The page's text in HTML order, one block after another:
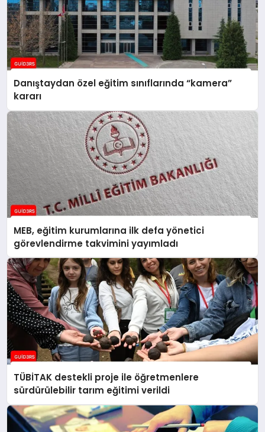
Danıştaydan özel eğitim sınıflarında “kamera”
kararı
MEB, eğitim kurumlarına ilk defa yönetici
görevlendirme takvimini yayımladı
TÜBİTAK destekli proje ile öğretmenlere
sürdürülebilir tarım eğitimi verildi